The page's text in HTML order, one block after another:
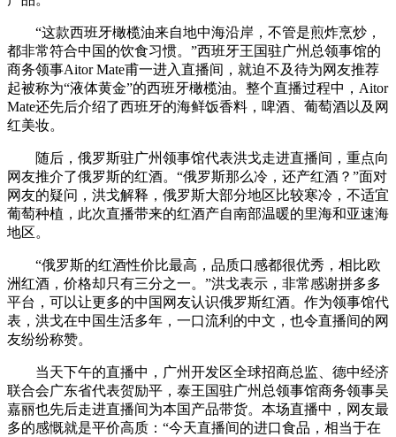
“这款西班牙橄榄油来自地中海沿岸，不管是煎炸烹炒，
都非常符合中国的饮食习惯。”西班牙王国驻广州总领事馆的
商务领事Aitor Mate甫一进入直播间，就迫不及待为网友推荐
起被称为“液体黄金”的西班牙橄榄油。整个直播过程中，Aitor
Mate还先后介绍了西班牙的海鲜饭香料，啤酒、葡萄酒以及网
红美妆。
随后，俄罗斯驻广州领事馆代表洪戈走进直播间，重点向
网友推介了俄罗斯的红酒。“俄罗斯那么冷，还产红酒？”面对
网友的疑问，洪戈解释，俄罗斯大部分地区比较寒冷，不适宜
葡萄种植，此次直播带来的红酒产自南部温暖的里海和亚速海
地区。
“俄罗斯的红酒性价比最高，品质口感都很优秀，相比欧
洲红酒，价格却只有三分之一。”洪戈表示，非常感谢拼多多
平台，可以让更多的中国网友认识俄罗斯红酒。作为领事馆代
表，洪戈在中国生活多年，一口流利的中文，也令直播间的网
友纷纷称赞。
当天下午的直播中，广州开发区全球招商总监、德中经济
联合会广东省代表贺励平，泰王国驻广州总领事馆商务领事吴
嘉丽也先后走进直播间为本国产品带货。本场直播中，网友最
多的感慨就是平价高质：“今天直播间的进口食品，相当于在